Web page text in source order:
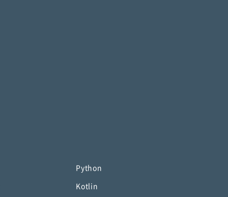
Python
Kotlin